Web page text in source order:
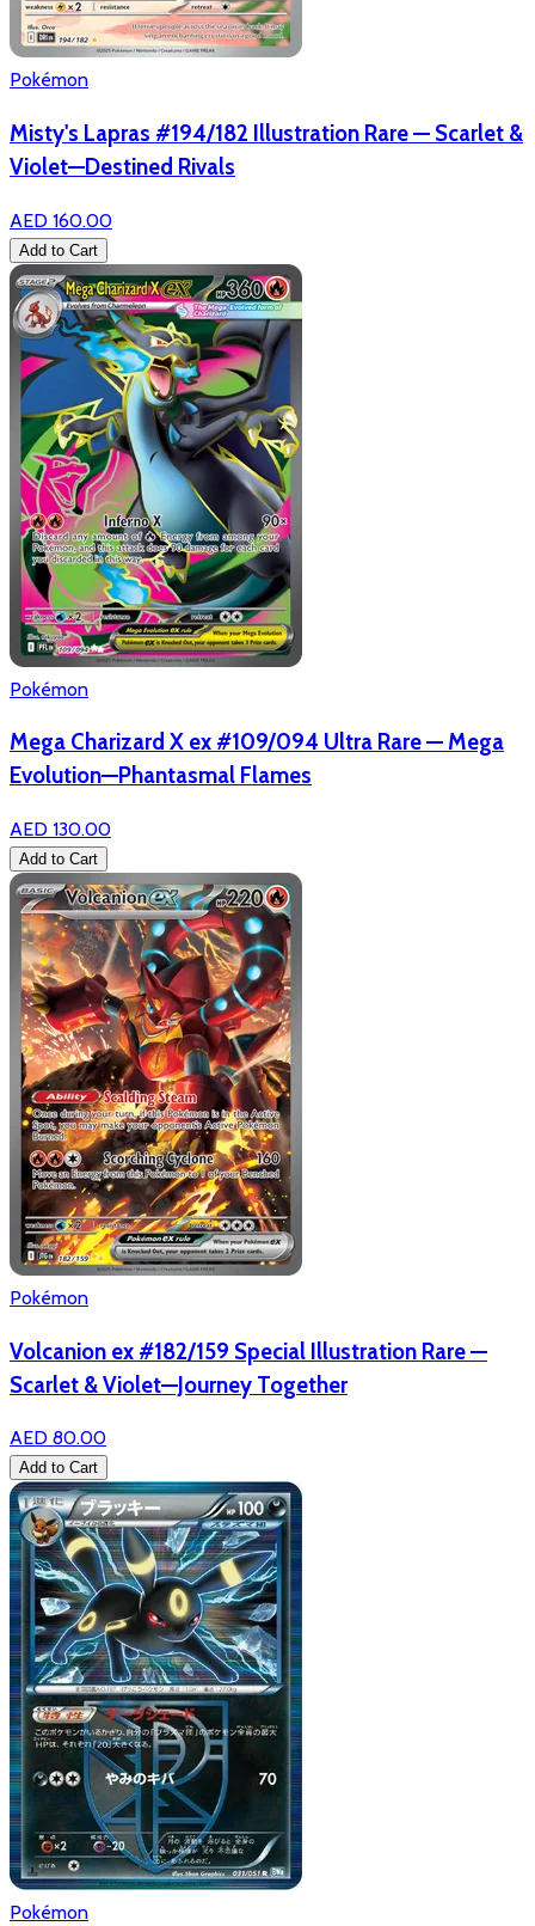
Pokémon
Misty's Lapras #194/182 Illustration Rare — Scarlet &
Violet—Destined Rivals
AED 160.00
Add to Cart
Pokémon
Mega Charizard X ex #109/094 Ultra Rare — Mega
Evolution—Phantasmal Flames
AED 130.00
Add to Cart
Pokémon
Volcanion ex #182/159 Special Illustration Rare —
Scarlet & Violet—Journey Together
AED 80.00
Add to Cart
Pokémon